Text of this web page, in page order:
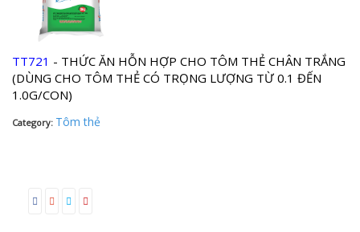
TT721 - THỨC ĂN HỖN HỢP CHO TÔM THẺ CHÂN TRẮNG
(DÙNG CHO TÔM THẺ CÓ TRỌNG LƯỢNG TỪ 0.1 ĐẾN
1.0G/CON)
Category: Tôm thẻ